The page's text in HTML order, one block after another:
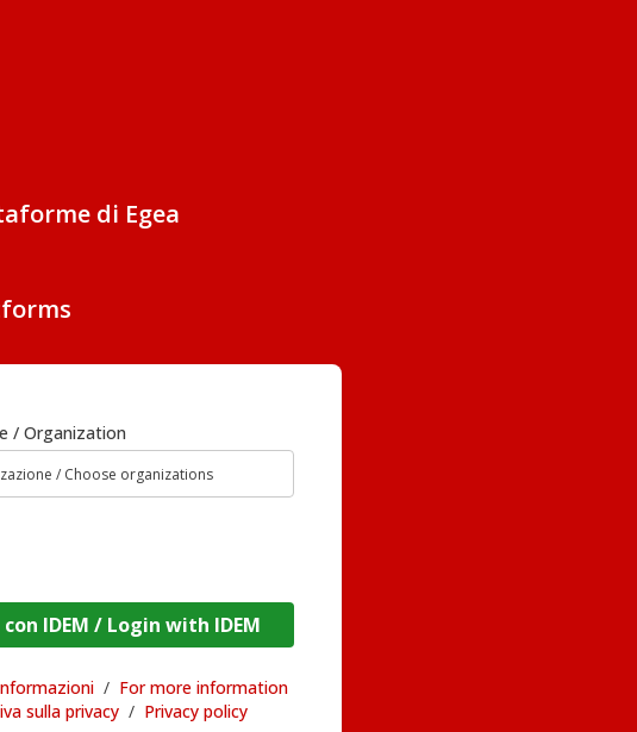
di Egea
/ Organization
Accedi con IDEM / Login with IDEM
/ For more information
sulla privacy / Privacy policy